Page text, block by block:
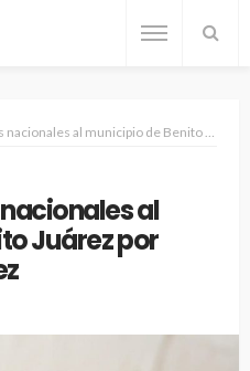
al municipio de Benito Juárez por cuidado de la niñez
al
Juárez por